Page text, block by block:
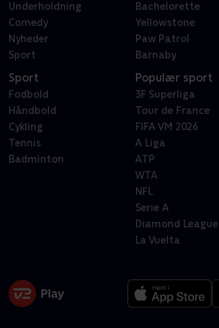
Underholdning
Comedy
Nyheder
Sport
Bachelorette
Yellowstone
Paw Patrol
Barnaby
Sport
Fodbold
Håndbold
Cykling
Tennis
Badminton
Populær sport
3F Superliga
Tour de France
FIFA VM 2026
A Liga
ATP
WTA
NFL
Serie A
Diamond League
La Vuelta